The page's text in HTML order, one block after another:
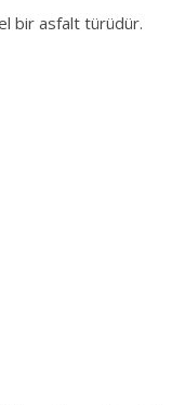
bir asfalt türüdür.